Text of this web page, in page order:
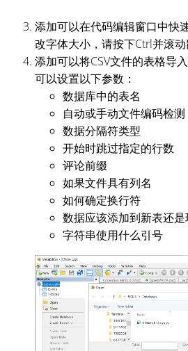
添加可以在代码编辑窗口中快
改字体大小，请按下Ctrl并滚动
添加可以将CSV文件的表格导
可以设置以下参数：
数据库中的表名
自动或手动文件编码检测
数据分隔符类型
开始时跳过指定的行数
评论前缀
如果文件具有列名
如何确定换行符
数据应该添加到新表还是
字符串使用什么引号